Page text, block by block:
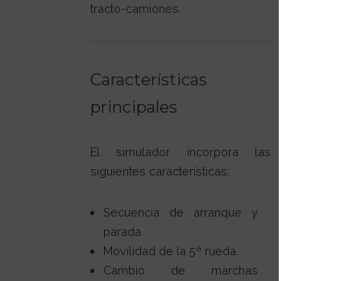
tracto-camiones.
Características
principales
El simulador incorpora las
siguientes características:
Secuencia de arranque y
parada.
Movilidad de la 5ª rueda.
Cambio de marchas